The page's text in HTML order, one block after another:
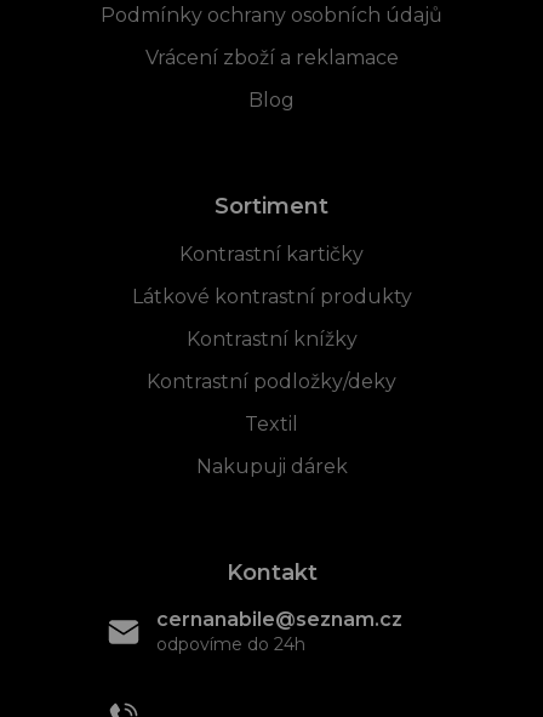
Podmínky ochrany osobních údajů
Vrácení zboží a reklamace
Blog
Sortiment
Kontrastní kartičky
Látkové kontrastní produkty
Kontrastní knížky
Kontrastní podložky/deky
Textil
Nakupuji dárek
Kontakt
cernanabile@seznam.cz
odpovíme do 24h